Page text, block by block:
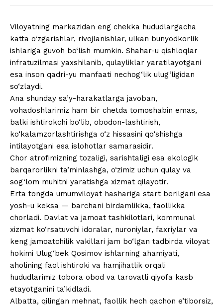
Viloyatning markazidan eng chekka hududlargacha
katta o‘zgarishlar, rivojlanishlar, ulkan bunyodkorlik
ishlariga guvoh bo‘lish mumkin. Shahar-u qishloqlar
infratuzilmasi yaxshilanib, qulayliklar yaratilayotgani
esa inson qadri-yu manfaati nechog‘lik ulug‘ligidan
so‘zlaydi.
Ana shunday sa’y-harakatlarga javoban,
vohadoshlarimiz ham bir chetda tomoshabin emas,
balki ishtirokchi bo‘lib, obodon-lashtirish,
ko‘kalamzorlashtirishga o‘z hissasini qo‘shishga
intilayotgani esa islohotlar samarasidir.
Chor atrofimizning tozaligi, sarishtaligi esa ekologik
barqarorlikni ta’minlashga, o‘zimiz uchun qulay va
sog‘lom muhitni yaratishga xizmat qilayotir.
Erta tongda umumviloyat hashariga start berilgani esa
yosh-u keksa — barchani birdamlikka, faollikka
chorladi. Davlat va jamoat tashkilotlari, kommunal
xizmat ko‘rsatuvchi idoralar, nuroniylar, faxriylar va
keng jamoatchilik vakillari jam bo‘lgan tadbirda viloyat
hokimi Ulug‘bek Qosimov ishlarning ahamiyati,
aholining faol ishtiroki va hamjihatlik orqali
hududlarimiz tobora obod va tarovatli qiyofa kasb
etayotganini ta’kidladi.
Albatta, qilingan mehnat, faollik hech qachon e’tiborsiz,